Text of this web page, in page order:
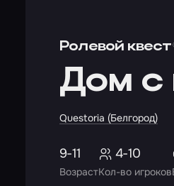
Ролевой квест
Дом с
Questoria (Белгород)
Возраст
9-11
Кол-во игроков
4-10